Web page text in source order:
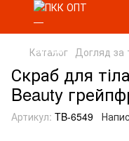
Каталог Догляд за
Скраб для
Beauty
Артикул: TB-6549